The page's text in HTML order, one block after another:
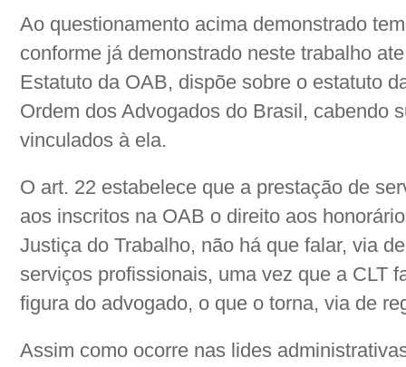
Ao questionamento acima demonstrado
conforme já demonstrado neste trabalho
Estatuto da OAB, dispõe sobre o estatuto
Ordem dos Advogados do Brasil, cabendo
vinculados à ela.
O art. 22 estabelece que a prestação de
aos inscritos na OAB o direito aos
Justiça do Trabalho, não há que falar, via
serviços profissionais, uma vez que a CLT
figura do advogado, o que o torna, via de
Assim como ocorre nas lides